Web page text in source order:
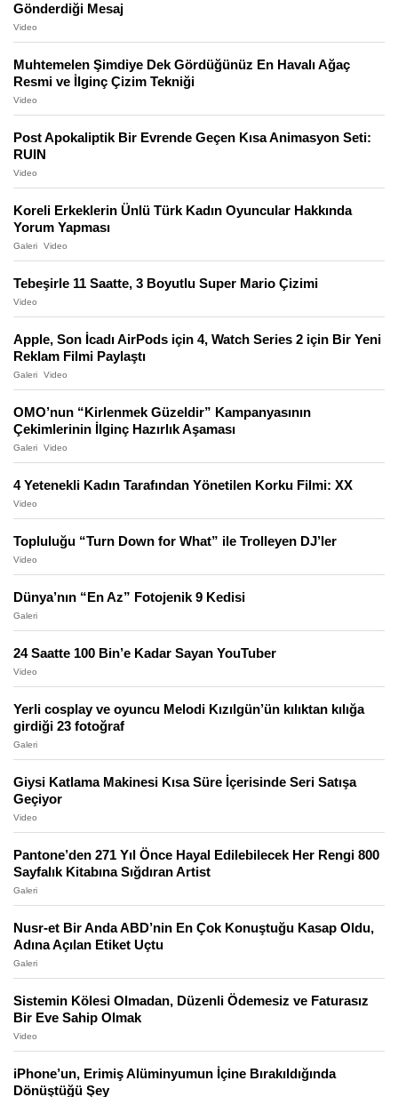
Gönderdiği Mesaj
Video
Muhtemelen Şimdiye Dek Gördüğünüz En Havalı Ağaç
Resmi ve İlginç Çizim Tekniği
Video
Post Apokaliptik Bir Evrende Geçen Kısa Animasyon Seti:
RUIN
Video
Koreli Erkeklerin Ünlü Türk Kadın Oyuncular Hakkında
Yorum Yapması
Galeri Video
Tebeşirle 11 Saatte, 3 Boyutlu Super Mario Çizimi
Video
Apple, Son İcadı AirPods için 4, Watch Series 2 için Bir Yeni
Reklam Filmi Paylaştı
Galeri Video
OMO’nun “Kirlenmek Güzeldir” Kampanyasının
Çekimlerinin İlginç Hazırlık Aşaması
Galeri Video
4 Yetenekli Kadın Tarafından Yönetilen Korku Filmi: XX
Video
Topluluğu “Turn Down for What” ile Trolleyen DJ’ler
Video
Dünya’nın “En Az” Fotojenik 9 Kedisi
Galeri
24 Saatte 100 Bin’e Kadar Sayan YouTuber
Video
Yerli cosplay ve oyuncu Melodi Kızılgün’ün kılıktan kılığa
girdiği 23 fotoğraf
Galeri
Giysi Katlama Makinesi Kısa Süre İçerisinde Seri Satışa
Geçiyor
Video
Pantone’den 271 Yıl Önce Hayal Edilebilecek Her Rengi 800
Sayfalık Kitabına Sığdıran Artist
Galeri
Nusr-et Bir Anda ABD’nin En Çok Konuştuğu Kasap Oldu,
Adına Açılan Etiket Uçtu
Galeri
Sistemin Kölesi Olmadan, Düzenli Ödemesiz ve Faturasız
Bir Eve Sahip Olmak
Video
iPhone’un, Erimiş Alüminyumun İçine Bırakıldığında
Dönüştüğü Şey